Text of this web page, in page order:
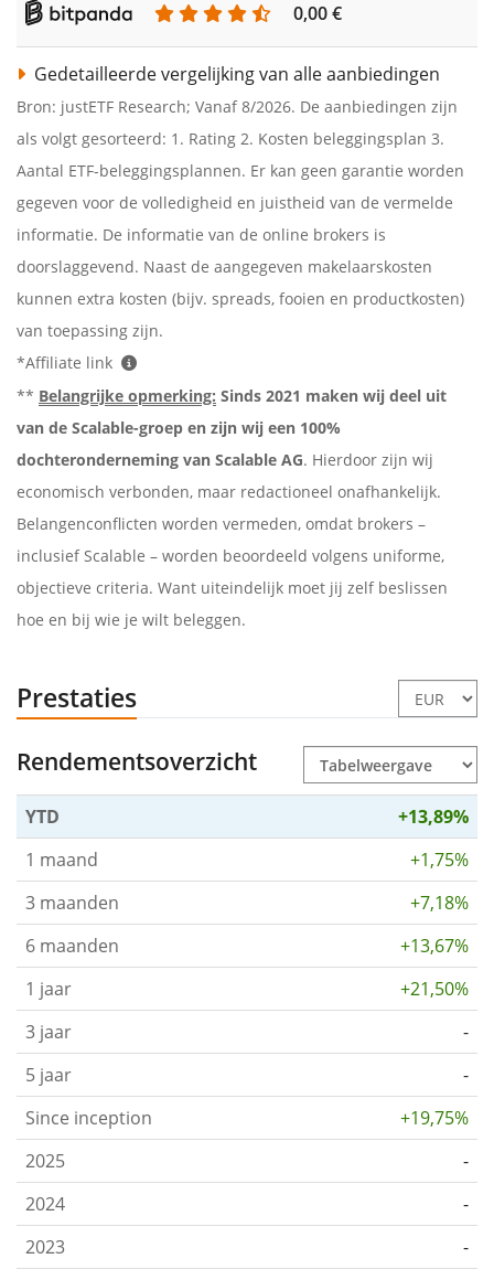
0,00 €
Gedetailleerde vergelijking van alle aanbiedingen
Bron: justETF Research; Vanaf 8/2026. De aanbiedingen zijn
als volgt gesorteerd: 1. Rating 2. Kosten beleggingsplan 3.
Aantal ETF-beleggingsplannen. Er kan geen garantie worden
gegeven voor de volledigheid en juistheid van de vermelde
informatie. De informatie van de online brokers is
doorslaggevend. Naast de aangegeven makelaarskosten
kunnen extra kosten (bijv. spreads, fooien en productkosten)
van toepassing zijn.
*Affiliate link
** Belangrijke opmerking: Sinds 2021 maken wij deel uit
van de Scalable-groep en zijn wij een 100%
dochteronderneming van Scalable AG. Hierdoor zijn wij
economisch verbonden, maar redactioneel onafhankelijk.
Belangenconflicten worden vermeden, omdat brokers –
inclusief Scalable – worden beoordeeld volgens uniforme,
objectieve criteria. Want uiteindelijk moet jij zelf beslissen
hoe en bij wie je wilt beleggen.
Prestaties
Rendementsoverzicht
YTD
+13,89%
1 maand
+1,75%
3 maanden
+7,18%
6 maanden
+13,67%
1 jaar
+21,50%
3 jaar
-
5 jaar
-
Since inception
+19,75%
2025
-
2024
-
2023
-